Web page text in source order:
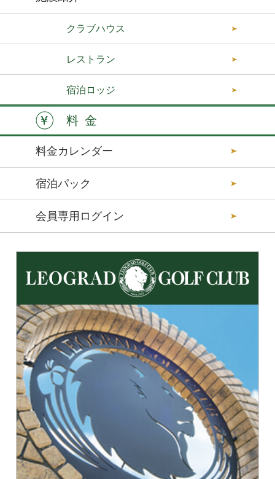
クラブハウス
レストラン
宿泊ロッジ
料金
料金カレンダー
宿泊パック
会員専用ログイン